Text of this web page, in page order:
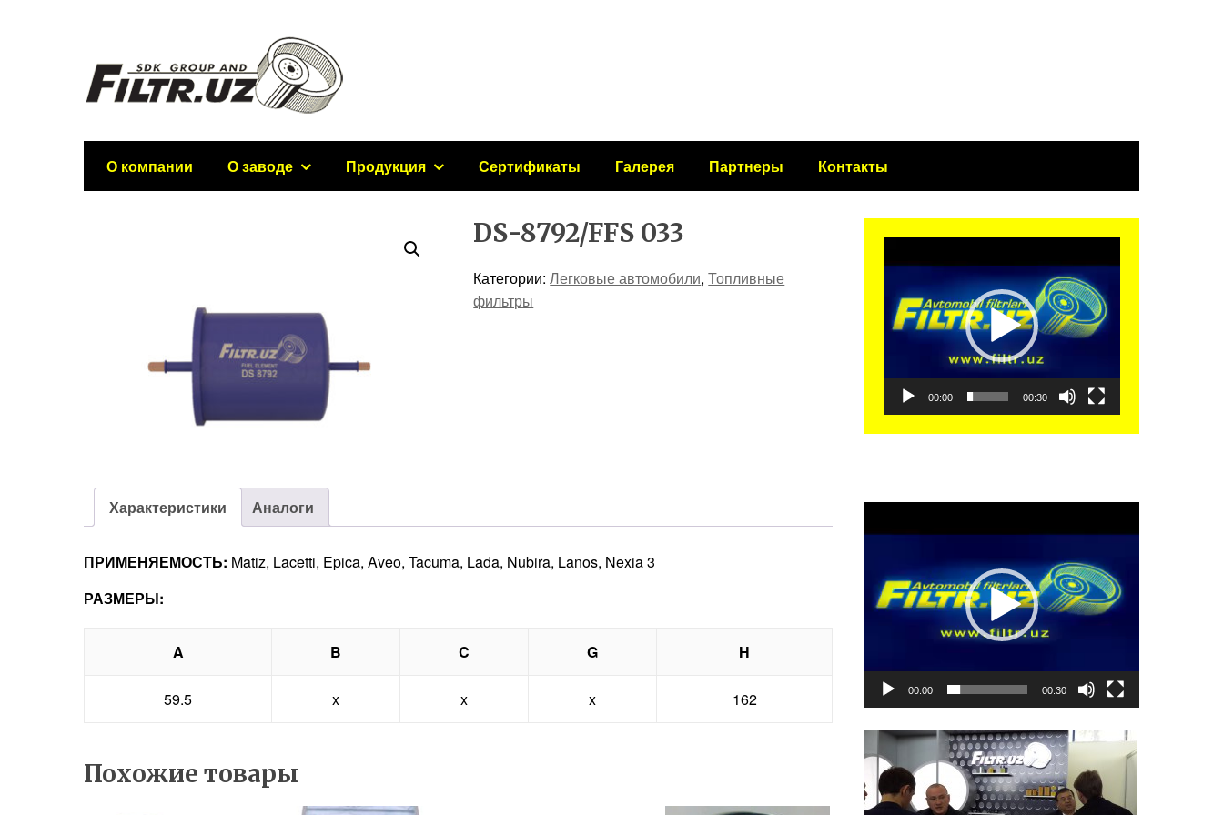
О компании О заводе Продукция Сертификаты Галерея Партнеры Контакты
DS-8792/FFS 033
Категории:Легковые автомобили,Топливные
фильтры
Характеристики Аналоги
ПРИМЕНЯЕМОСТЬ: Matiz, Lacetti, Epica, Aveo, Tacuma, Lada, Nubira, Lanos, Nexia 3
РАЗМЕРЫ:
A B C G H
59.5 x x x 162
Похожие товары
00:00 00:30
00:00 00:30